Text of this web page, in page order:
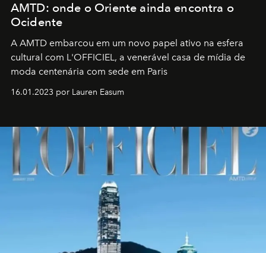
AMTD: onde o Oriente ainda encontra o
Ocidente
A AMTD embarcou em um novo papel ativo na esfera
cultural com L'OFFICIEL, a venerável casa de mídia de
moda centenária com sede em Paris
16.01.2023 por Lauren Easum